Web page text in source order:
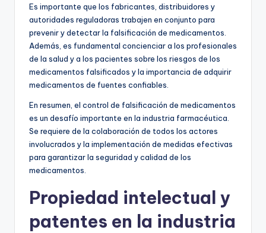
Es importante que los fabricantes, distribuidores y
autoridades reguladoras trabajen en conjunto para
prevenir y detectar la falsificación de medicamentos.
Además, es fundamental concienciar a los profesionales
de la salud y a los pacientes sobre los riesgos de los
medicamentos falsificados y la importancia de adquirir
medicamentos de fuentes confiables.
En resumen, el control de falsificación de medicamentos
es un desafío importante en la industria farmacéutica.
Se requiere de la colaboración de todos los actores
involucrados y la implementación de medidas efectivas
para garantizar la seguridad y calidad de los
medicamentos.
Propiedad intelectual y
patentes en la industria